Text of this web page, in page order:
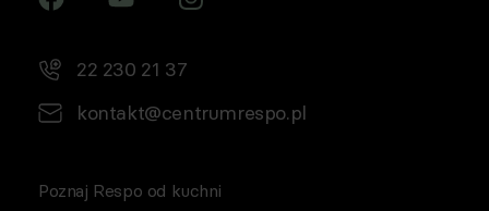
22 230 21 37
kontakt@centrumrespo.pl
Poznaj Respo od kuchni